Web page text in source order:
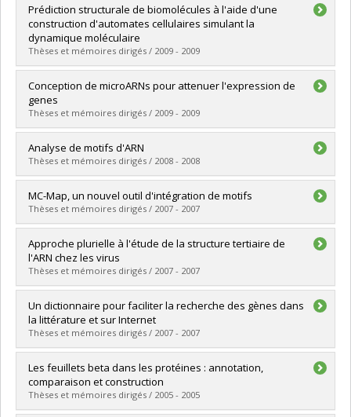
Diplômé(e) :Laperrière, David
Cycle :Maîtrise
Diplôme obtenu :M. Sc.
Lien vers le document dans Papyrus
Prédiction structurale de biomolécules à l'aide d'une
construction d'automates cellulaires simulant la
dynamique moléculaire
Thèses et mémoires dirigés / 2009 - 2009
Diplômé(e) :Caron, André
Cycle :
Diplôme obtenu :Ph. D.
Lien vers le document dans Papyrus
Conception de microARNs pour attenuer l'expression de
genes
Thèses et mémoires dirigés / 2009 - 2009
Diplômé(e) :Caron, Maxime
Cycle : Maîtrise
Diplôme obtenu :M. Sc.
Lien vers le document dans Papyrus
Analyse de motifs d'ARN
Thèses et mémoires dirigés / 2008 - 2008
Diplômé(e) :Lavoie, Louis-Philippe
Cycle : Maîtrise
Diplôme obtenu :M. Sc.
Lien vers le document dans Papyrus
MC-Map, un nouvel outil d'intégration de motifs
Thèses et mémoires dirigés / 2007 - 2007
Diplômé(e) :St-Onge, Nicolas
Cycle :Maîtrise
Diplôme obtenu :M. Sc.
Lien vers le document dans Papyrus
Approche plurielle à l'étude de la structure tertiaire de
l'ARN chez les virus
Thèses et mémoires dirigés / 2007 - 2007
Diplômé(e) :Permal, Emmanuelle
Cycle :Doctorat
Diplôme obtenu :Ph. D.
Lien vers le document dans Papyrus
Un dictionnaire pour faciliter la recherche des gènes dans
la littérature et sur Internet
Thèses et mémoires dirigés / 2007 - 2007
Diplômé(e) :Halawani, Amine
Cycle :Maîtrise
Diplôme obtenu :M. Sc.
Lien vers le document dans Papyrus
Les feuillets beta dans les protéines : annotation,
comparaison et construction
Thèses et mémoires dirigés / 2005 - 2005